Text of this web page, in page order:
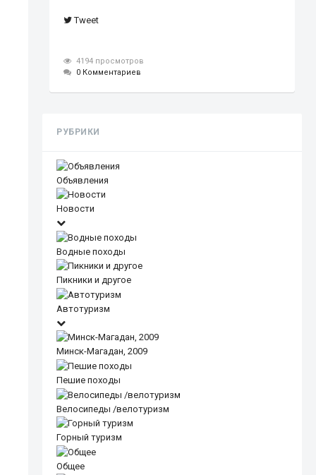
Tweet
4194 просмотров
0 Комментариев
РУБРИКИ
Объявления
Новости
Водные походы
Пикники и другое
Автотуризм
Минск-Магадан, 2009
Пешие походы
Велосипеды /велотуризм
Горный туризм
Общее